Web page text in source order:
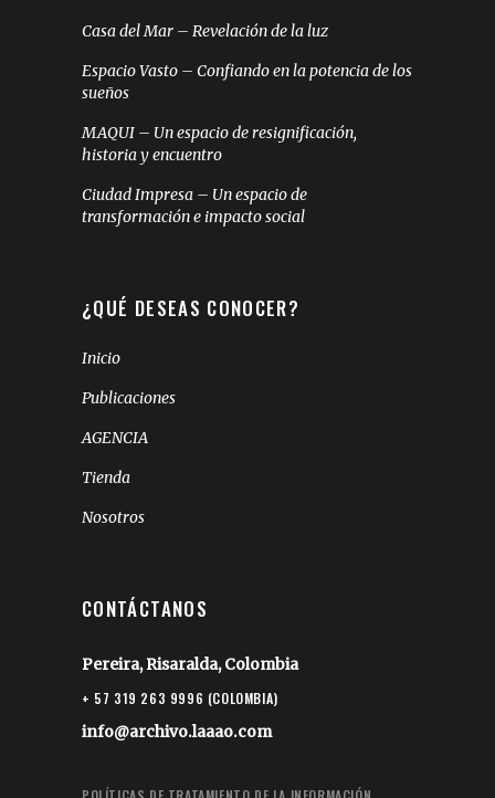
Casa del Mar – Revelación de la luz
Espacio Vasto – Confiando en la potencia de los
sueños
MAQUI – Un espacio de resignificación,
historia y encuentro
Ciudad Impresa – Un espacio de
transformación e impacto social
¿QUÉ DESEAS CONOCER?
Inicio
Publicaciones
AGENCIA
Tienda
Nosotros
CONTÁCTANOS
Pereira, Risaralda, Colombia
+ 57 319 263 9996 (COLOMBIA)
info@archivo.laaao.com